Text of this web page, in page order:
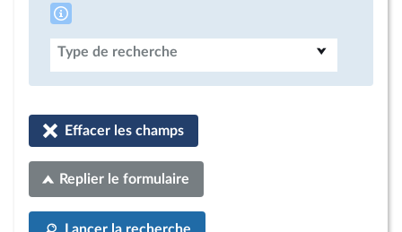
Type de recherche
Effacer les champs
Replier le formulaire